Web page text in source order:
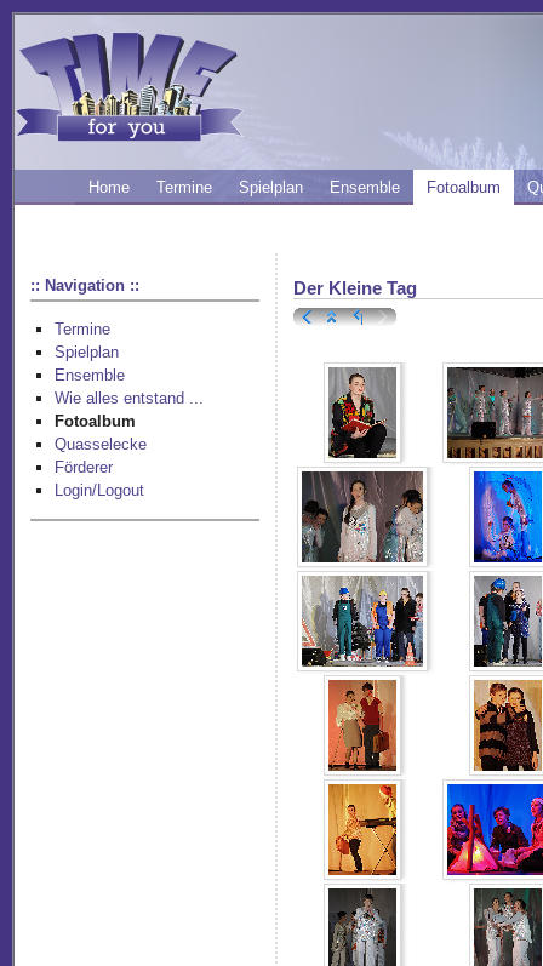
Home Termine Spielplan Ensemble Fotoalbum
:: Navigation ::
Termine
Spielplan
Ensemble
Wie alles entstand ...
Fotoalbum
Quasselecke
Förderer
Login/Logout
Der Kleine Tag